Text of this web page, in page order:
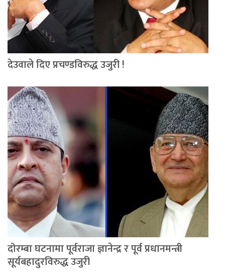
देउवाले दिए प्रचण्डविरुद्ध उजुरी !
दोरम्बा घटनामा पूर्वराजा ज्ञानेन्द्र र पूर्व प्रधानमन्त्री
सूर्यबहादुरविरुद्ध उजुरी